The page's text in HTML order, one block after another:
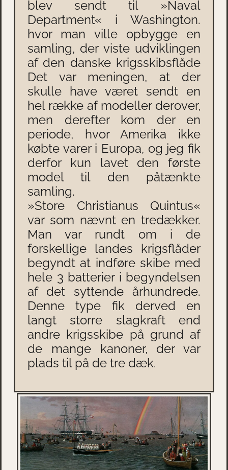
blev sendt til »Naval
Department« i Washington.
hvor man ville opbygge en
samling, der viste udviklingen
af den danske krigsskibsflåde
Det var meningen, at der
skulle have været sendt en
hel række af modeller derover,
men derefter kom der en
periode, hvor Amerika ikke
købte varer i Europa, og jeg fik
derfor kun lavet den første
model til den påtænkte
samling.
»Store Christianus Quintus«
var som nævnt en tredækker.
Man var rundt om i de
forskellige landes krigsflåder
begyndt at indføre skibe med
hele 3 batterier i begyndelsen
af det syttende århundrede.
Denne type fik derved en
langt storre slagkraft end
andre krigsskibe på grund af
de mange kanoner, der var
plads til på de tre dæk.